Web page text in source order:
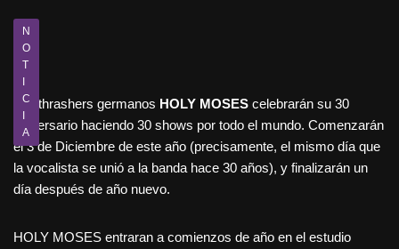
N
O
T
I
C
I
A
Los thrashers germanos HOLY MOSES celebrarán su 30
aniversario haciendo 30 shows por todo el mundo. Comenzarán
el 3 de Diciembre de este año (precisamente, el mismo día que
la vocalista se unió a la banda hace 30 años), y finalizarán un
día después de año nuevo.
HOLY MOSES entraran a comienzos de año en el estudio